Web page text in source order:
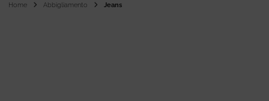
Home Abbigliamento Jeans